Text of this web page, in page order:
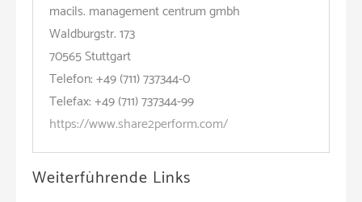
macils. management centrum gmbh
Waldburgstr. 173
70565 Stuttgart
Telefon: +49 (711) 737344-0
Telefax: +49 (711) 737344-99
https://www.share2perform.com/
Weiterführende Links